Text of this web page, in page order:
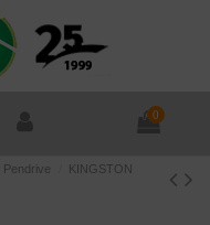
0
Pendrive
KINGSTON